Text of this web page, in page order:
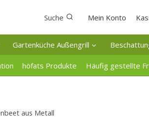
Suche Mein Konto
Gartenküche Außengrill
höfats Produkte Häufig gestellte
aus Metall